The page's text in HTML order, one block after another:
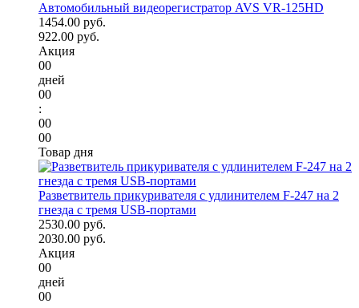
Автомобильный видеорегистратор AVS VR-125HD
1454.00 руб.
922.00 руб.
Акция
00
дней
00
:
00
00
Товар дня
Разветвитель прикуривателя с удлинителем F-247 на 2
гнезда с тремя USB-портами
2530.00 руб.
2030.00 руб.
Акция
00
дней
00